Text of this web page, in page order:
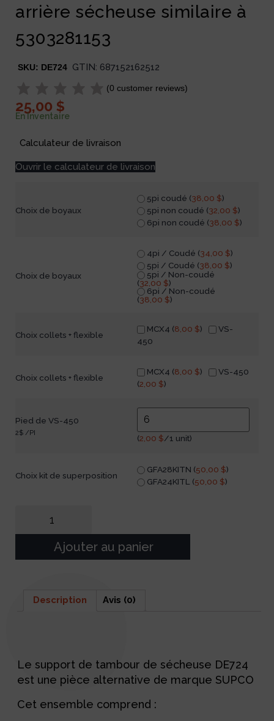
arrière sécheuse similaire à
5303281153
SKU: DE724 GTIN: 687152162512
(0 customer reviews)
25,00 $
En Inventaire
Calculateur de livraison
Ouvrir le calculateur de livraison
Choix de boyaux
5pi coudé (38,00 $)
5pi non coudé (32,00 $)
6pi non coudé (38,00 $)
Choix de boyaux
4pi / Coudé (34,00 $)
5pi / Coudé (38,00 $)
5pi / Non-coudé
(32,00 $)
6pi / Non-coudé
(38,00 $)
Choix collets + flexible
MCX4 (8,00 $)
VS-
450
Choix collets + flexible
MCX4 (8,00 $)
VS-450
(2,00 $)
Pied de VS-450
2$ /PI
(2,00 $/1 unit)
Choix kit de superposition
GFA28KITN (50,00 $)
GFA24KITL (50,00 $)
Ajouter au panier
Description Avis (0)
Le support de tambour de sécheuse DE724
est une pièce alternative de marque SUPCO
Cet ensemble comprend :